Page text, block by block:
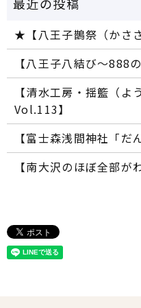
★【八王子鵲祭（かさ
【八王子八結び～888
【清水工房・揺籃（
Vol.113】
【富士森浅間神社「だ
【南大沢のほぼ全部が